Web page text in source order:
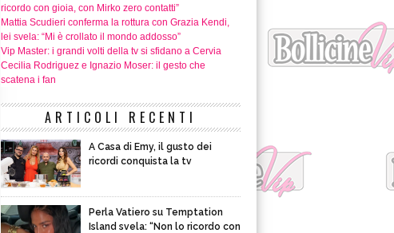
ricordo con gioia, con Mirko zero contatti”
Mattia Scudieri conferma la rottura con Grazia Kendi,
lei svela: “Mi è crollato il mondo addosso”
Vip Master: i grandi volti della tv si sfidano a Cervia
Cecilia Rodriguez e Ignazio Moser: il gesto che
scatena i fan
ARTICOLI RECENTI
A Casa di Emy, il gusto dei
ricordi conquista la tv
Perla Vatiero su Temptation
Island svela: “Non lo ricordo con